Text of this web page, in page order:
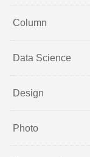
Column
Data Science
Design
Photo